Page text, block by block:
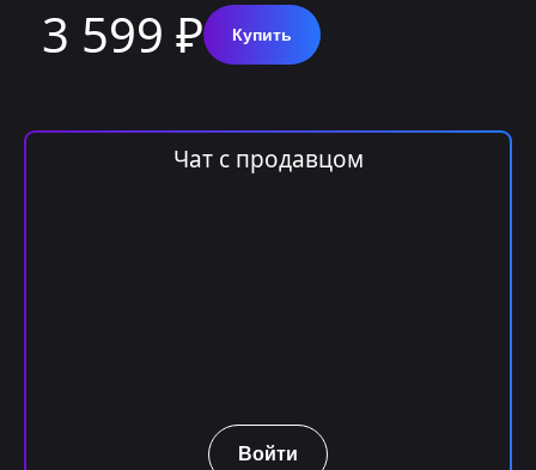
3 599 ₽ Купить
Чат с продавцом
Войти